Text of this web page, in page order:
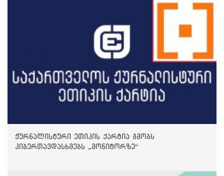
ჟურნალისტური ეთიკის ქარტია გმობს
კიბერთავდასხმებს „მონიტორზე“